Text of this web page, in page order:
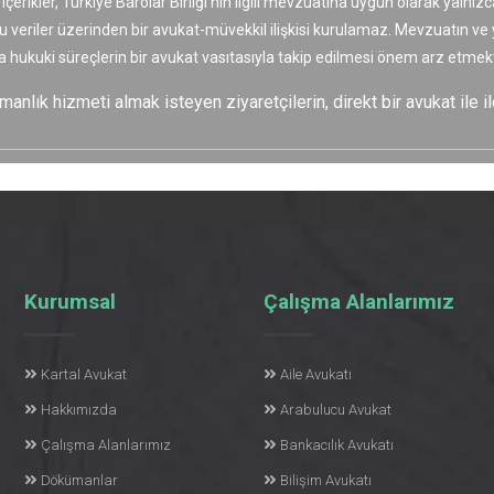
üzerinden bir avukat-müvekkil ilişkisi kurulamaz. Mevzuatın ve
hukuki süreçlerin bir avukat vasıtasıyla takip edilmesi önem arz
hizmeti almak isteyen ziyaretçilerin, direkt bir avukat ile
Kurumsal
Kartal Avukat
Hakkımızda
Çalışma Alanlarımız
Dökümanlar
Çalışma Alanlarımız
Aile Avukatı
Arabulucu Avukat
Bankacılık Avukatı
Bilişim Avukatı